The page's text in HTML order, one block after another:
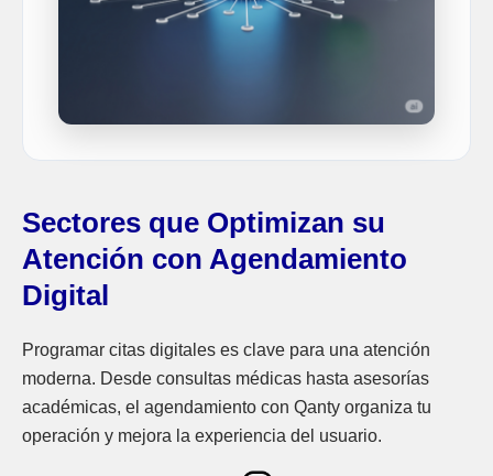
Sectores que Optimizan su
Atención con Agendamiento
Digital
Programar citas digitales es clave para una atención
moderna. Desde consultas médicas hasta asesorías
académicas, el agendamiento con Qanty organiza tu
operación y mejora la experiencia del usuario.